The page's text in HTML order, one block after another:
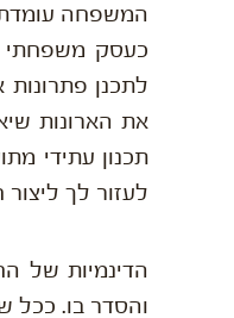
המשפחה
כעסק משפחתי
לתכנן
את הארונות
תכנון עתידי
לעזור לך
הדינמיות של
והסדר בו. ככל